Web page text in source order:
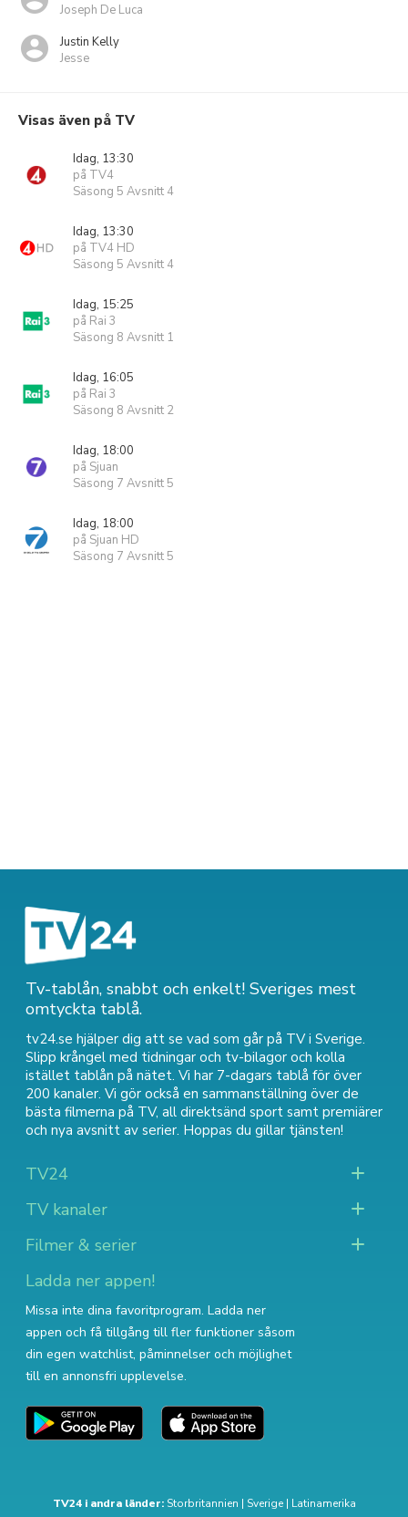
Joseph De Luca
Justin Kelly
Jesse
Visas även på TV
Idag, 13:30
på TV4
Säsong 5 Avsnitt 4
Idag, 13:30
på TV4 HD
Säsong 5 Avsnitt 4
Idag, 15:25
på Rai 3
Säsong 8 Avsnitt 1
Idag, 16:05
på Rai 3
Säsong 8 Avsnitt 2
Idag, 18:00
på Sjuan
Säsong 7 Avsnitt 5
Idag, 18:00
på Sjuan HD
Säsong 7 Avsnitt 5
Tv-tablån, snabbt och enkelt! Sveriges mest
omtyckta tablå.
tv24.se hjälper dig att se vad som går på TV i Sverige.
Slipp krångel med tidningar och tv-bilagor och kolla
istället tablån på nätet. Vi har 7-dagars tablå för över
200 kanaler. Vi gör också en sammanställning över de
bästa filmerna på TV, all direktsänd sport samt premiärer
och nya avsnitt av serier. Hoppas du gillar tjänsten!
TV24
TV kanaler
Filmer & serier
Ladda ner appen!
Missa inte dina favoritprogram. Ladda ner
appen och få tillgång till fler funktioner såsom
din egen watchlist, påminnelser och möjlighet
till en annonsfri upplevelse.
TV24 i andra länder: Storbritannien | Sverige| Latinamerika